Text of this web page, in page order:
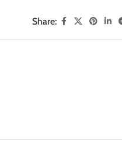
Share: